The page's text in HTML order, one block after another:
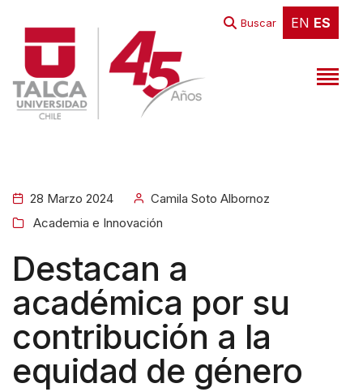
EN ES
Buscar EN ES
28 Marzo 2024
Camila Soto Albornoz
Academia e Innovación
Destacan a
académica por su
contribución a la
equidad de género